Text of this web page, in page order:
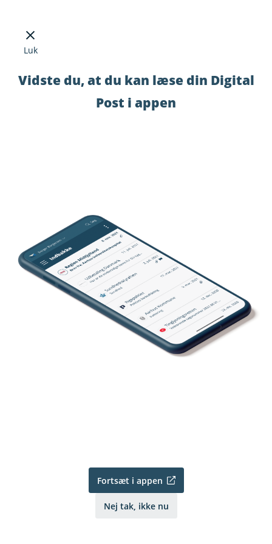
Luk
Vidste du, at du kan læse din Digital
Post i appen
Fortsæt i appen
Nej tak, ikke nu